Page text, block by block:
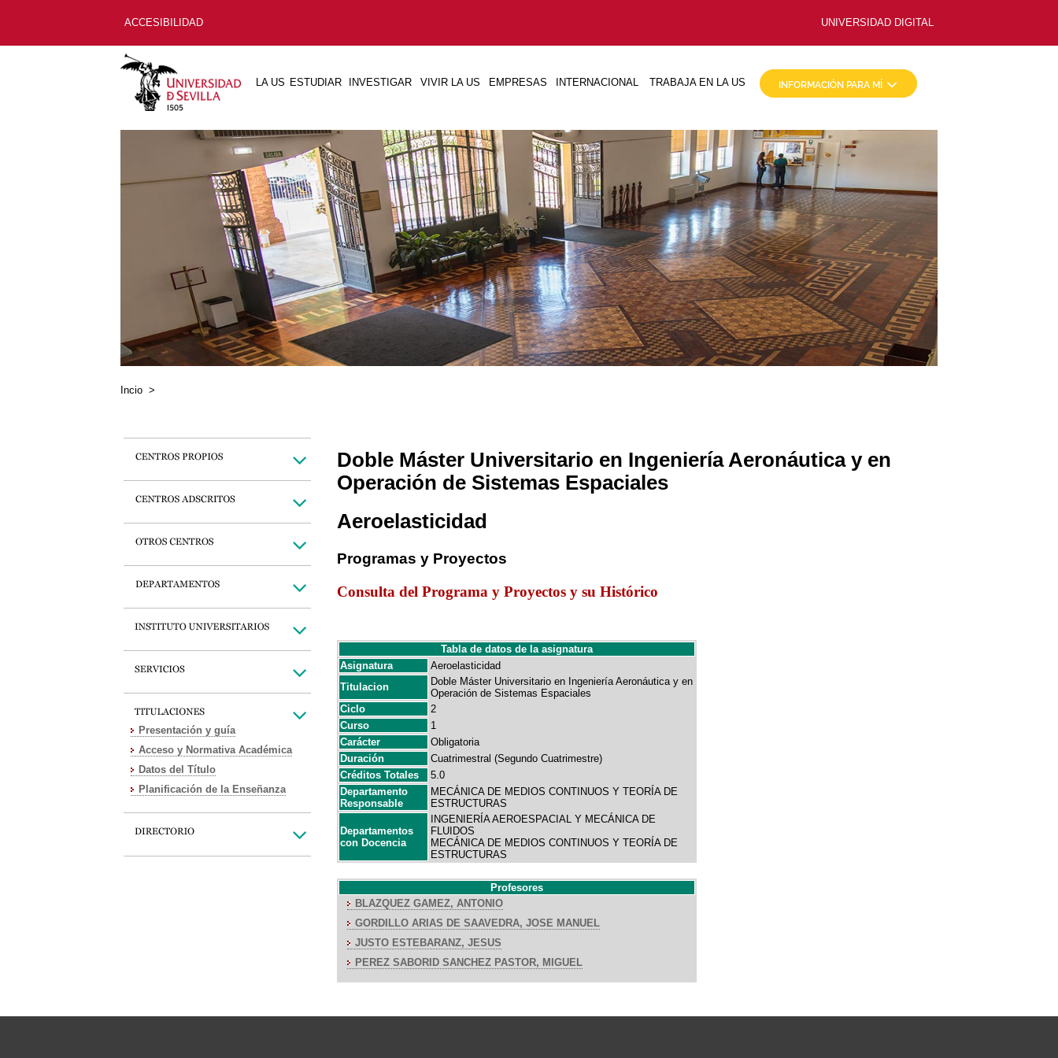
ACCESIBILIDAD UNIVERSIDAD DIGITAL
LA US ESTUDIAR INVESTIGAR VIVIR LA US EMPRESAS INTERNACIONAL TRABAJA EN LA US
Incio >
Presentación y guía
Acceso y Normativa Académica
Datos del Título
Planificación de la Enseñanza
Doble Máster Universitario en Ingeniería Aeronáutica y en
Operación de Sistemas Espaciales
Aeroelasticidad
Programas y Proyectos
Consulta del Programa y Proyectos y su Histórico
Tabla de datos de la asignatura
Asignatura
Aeroelasticidad
Titulacion
Doble Máster Universitario en Ingeniería Aeronáutica y en
Operación de Sistemas Espaciales
Ciclo
2
Curso
1
Carácter
Obligatoria
Duración
Cuatrimestral (Segundo Cuatrimestre)
Créditos Totales
5.0
Departamento
Responsable
MECÁNICA DE MEDIOS CONTINUOS Y TEORÍA DE
ESTRUCTURAS
Departamentos
con Docencia
INGENIERÍA AEROESPACIAL Y MECÁNICA DE
FLUIDOS
MECÁNICA DE MEDIOS CONTINUOS Y TEORÍA DE
ESTRUCTURAS
Profesores
BLAZQUEZ GAMEZ, ANTONIO
GORDILLO ARIAS DE SAAVEDRA, JOSE MANUEL
JUSTO ESTEBARANZ, JESUS
PEREZ SABORID SANCHEZ PASTOR, MIGUEL